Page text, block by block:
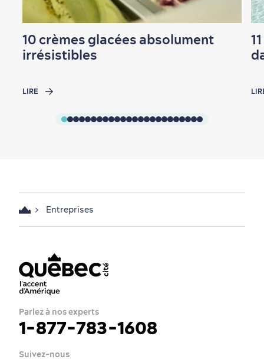
10 crèmes glacées absolument
irrésistibles
LIRE
Entreprises
Parlez à nos experts
1-877-783-1608
Suivez-nous